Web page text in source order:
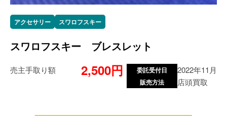
アクセサリー スワロフスキー
スワロフスキー ブレスレット
売主手取り額 2,500円 委託受付日 2022年11月
販売方法 店頭買取